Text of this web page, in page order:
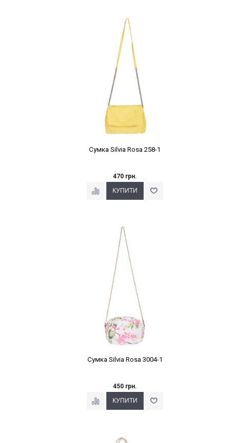
Сумка Silvia Rosa 258-1
470 грн.
Наклейки Варіант з %
Сумка Silvia Rosa 3004-1
450 грн.
Наклейки Варіант з %